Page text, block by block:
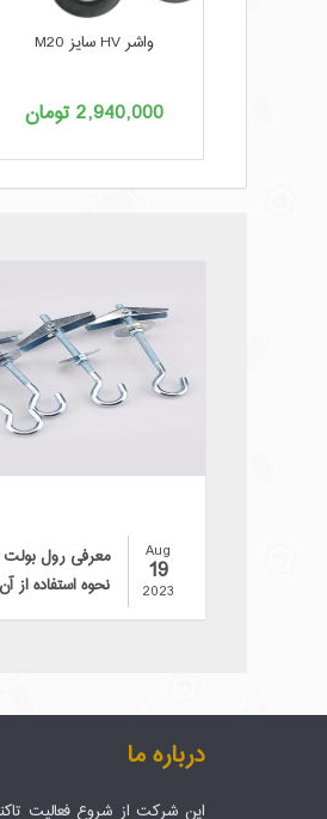
واشر HV سایز M20
2,940,000تومان
Aug
19
2023
معرفی رول
نحوه استفاده از آن
درباره ما
این شرکت از شروع فعالیت